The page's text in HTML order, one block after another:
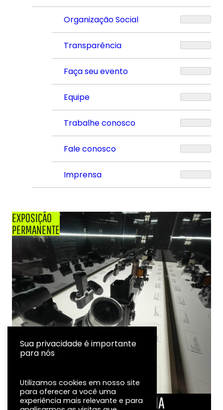
Organização Social
Transparência
Faça seu evento
Equipe
Trabalhe conosco
Fale conosco
Imprensa
EXPOSIÇÃO
PERMANENTE
LINHA DO TEMPO DA FOTOGRAFIA
Sua privacidade é importante
para nós
Utilizamos cookies em nosso site
para oferecer a você uma
experiência mais relevante e para